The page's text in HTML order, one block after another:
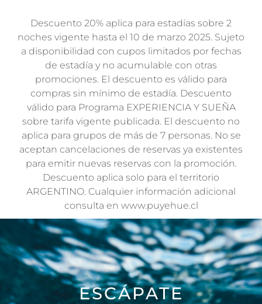
Descuento 20% aplica para estadías sobre 2
noches vigente hasta el 10 de marzo 2025. Sujeto
a disponibilidad con cupos limitados por fechas
de estadía y no acumulable con otras
promociones. El descuento es válido para
compras sin mínimo de estadía. Descuento
válido para Programa EXPERIENCIA Y SUEÑA
sobre tarifa vigente publicada. El descuento no
aplica para grupos de más de 7 personas. No se
aceptan cancelaciones de reservas ya existentes
para emitir nuevas reservas con la promoción.
Descuento aplica solo para el territorio
ARGENTINO. Cualquier información adicional
consulta en www.puyehue.cl
ESCÁPATE